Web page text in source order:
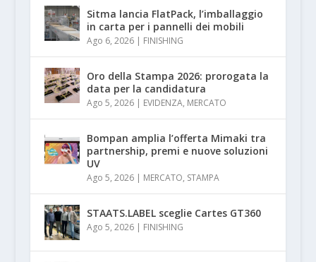
Sitma lancia FlatPack, l’imballaggio
in carta per i pannelli dei mobili
Ago 6, 2026| FINISHING
Oro della Stampa 2026: prorogata la
data per la candidatura
Ago 5, 2026| EVIDENZA, MERCATO
Bompan amplia l’offerta Mimaki tra
partnership, premi e nuove soluzioni
UV
Ago 5, 2026| MERCATO, STAMPA
STAATS.LABEL sceglie Cartes GT360
Ago 5, 2026| FINISHING